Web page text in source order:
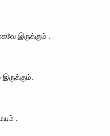
இருக்கும் .
.